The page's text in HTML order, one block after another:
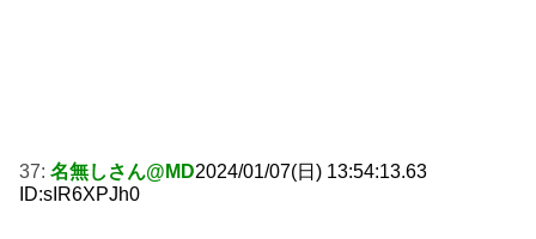
37: 名無しさん@MD2024/01/07(日) 13:54:13.63
ID:sIR6XPJh0